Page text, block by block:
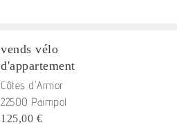
vends vélo
d'appartement
Côtes d'Armor
22500 Paimpol
125,00 €